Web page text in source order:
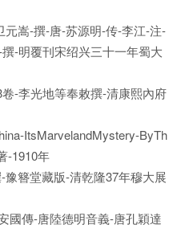
嵩-撰-唐-苏源明-传-李江-注-
-明覆刊宋绍兴三十一年蜀大
-李光地等奉敕撰-清康熙內府
ItsMarvelandMystery-ByTh
-1910年
簪堂藏版-清乾隆37年穆大展
國傳-唐陸德明音義-唐孔穎達